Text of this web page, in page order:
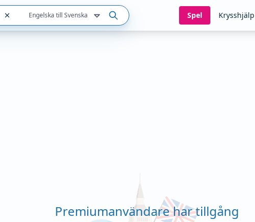
Engelska till Svenska Spel Krysshjälp
Premiumanvändare har tillgång